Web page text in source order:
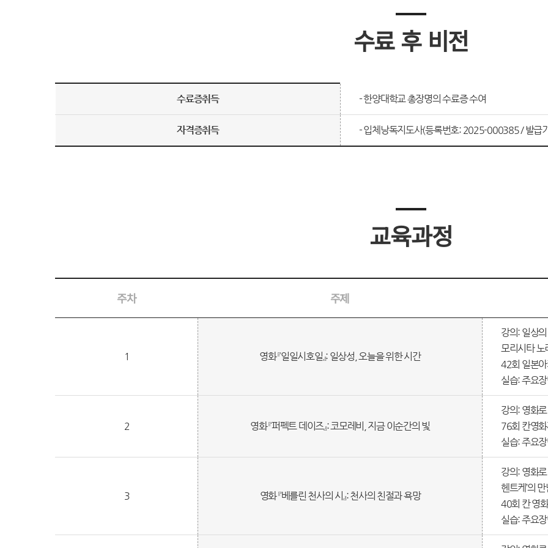
수료 후 비전
비
수료증취득 - 한양대학교 총장명의 수료증 수여
자격증취득 - 입체낭독지도사(등록번호: 2025-000385 / 발급
교육과정
표
주차 주제
1 영화 『일일시호일』: 일상성, 오늘을 위한 시간
강의: 일상
모리시타 노
42회 일본
실습: 주요
2 영화 『퍼펙트 데이즈』: 코모레비, 지금 이순간의 빛
강의: 영화로
76회 칸영
실습: 주요
3 영화 『베를린 천사의 시』: 천사의 친절과 욕망
강의: 영화로
헨트케’의
40회 칸 영
실습: 주요